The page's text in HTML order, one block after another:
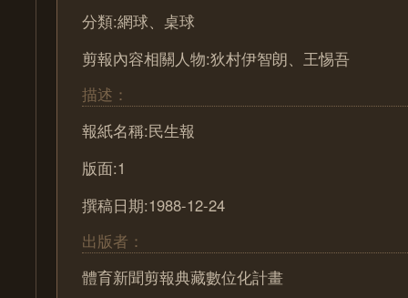
分類:網球、桌球
剪報內容相關人物:狄村伊智朗、王惕吾
描述：
報紙名稱:民生報
版面:1
撰稿日期:1988-12-24
出版者：
體育新聞剪報典藏數位化計畫